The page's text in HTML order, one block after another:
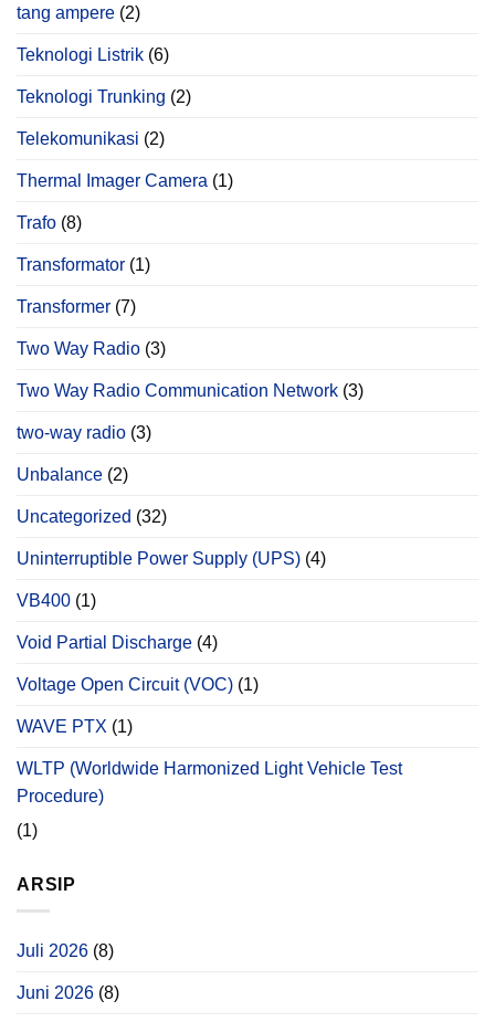
tang ampere (2)
Teknologi Listrik (6)
Teknologi Trunking (2)
Telekomunikasi (2)
Thermal Imager Camera (1)
Trafo (8)
Transformator (1)
Transformer (7)
Two Way Radio (3)
Two Way Radio Communication Network (3)
two-way radio (3)
Unbalance (2)
Uncategorized (32)
Uninterruptible Power Supply (UPS) (4)
VB400 (1)
Void Partial Discharge (4)
Voltage Open Circuit (VOC) (1)
WAVE PTX (1)
WLTP (Worldwide Harmonized Light Vehicle Test
Procedure)
(1)
ARSIP
Juli 2026 (8)
Juni 2026 (8)